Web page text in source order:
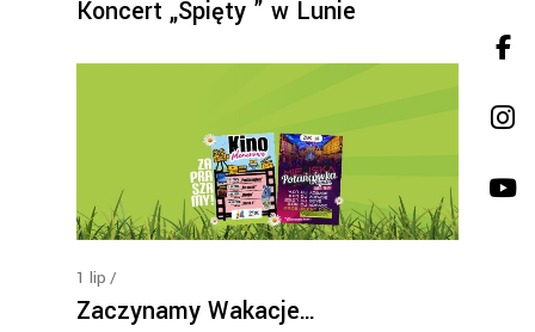
Koncert „Spięty ” w Lunie
1 lip
Zaczynamy Wakacje…